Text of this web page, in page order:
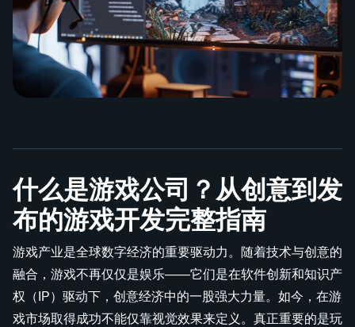
什么是游戏公司？从创意到发
布的游戏开发完整指南
游戏产业是全球数字经济的重要驱动力。随着技术与创意的
融合，游戏不再仅仅是娱乐——它们是在软件创新和知识产
权（IP）驱动下，创意经济中的一股强大力量。如今，在游
戏市场取得成功不能仅靠视觉效果来定义。真正重要的是玩